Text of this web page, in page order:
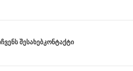
ᲩᲕᲔᲜᲡ ᲨᲔᲡᲐᲮᲔᲑᲙᲝᲜᲢᲐᲥᲢᲘ